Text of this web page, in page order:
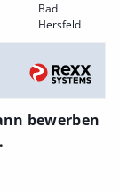
Bad
Hersfeld
bewerben